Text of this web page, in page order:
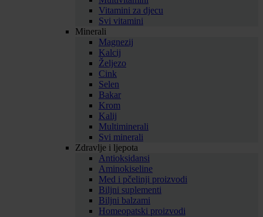
Vitamini za djecu
Svi vitamini
Minerali
Magnezij
Kalcij
Željezo
Cink
Selen
Bakar
Krom
Kalij
Multiminerali
Svi minerali
Zdravlje i ljepota
Antioksidansi
Aminokiseline
Med i pčelinji proizvodi
Biljni suplementi
Biljni balzami
Homeopatski proizvodi